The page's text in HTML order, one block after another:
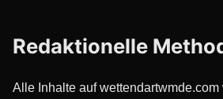
Redaktionelle
Alle Inhalte auf